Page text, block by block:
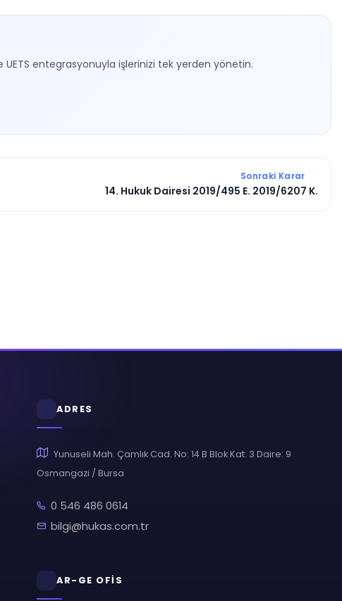
UETS entegrasyonuyla işlerinizi tek yerden yönetin.
Sonraki Karar
14. Hukuk Dairesi 2019/495 E. 2019/6207 K.
ADRES
Yunuseli Mah. Çamlık Cad. No: 14 B Blok Kat: 3 Daire: 9
Osmangazi / Bursa
0 546 486 0614
bilgi@hukas.com.tr
AR-GE OFİS